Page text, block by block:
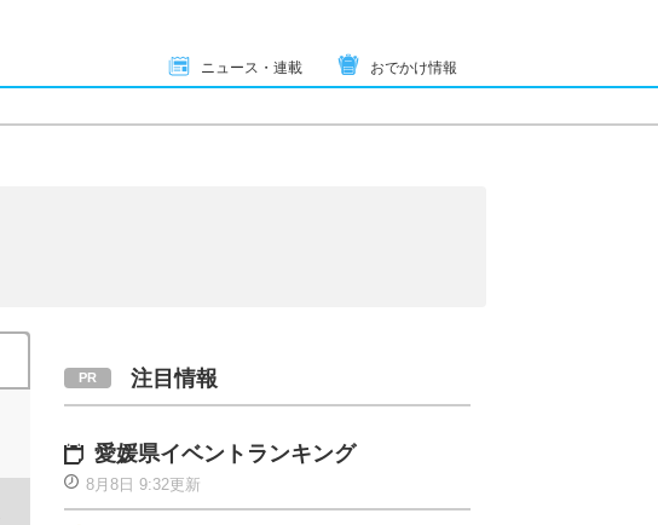
ニュース・連載 おでかけ情報
注目情報
愛媛県イベントランキング
8月8日 9:32更新